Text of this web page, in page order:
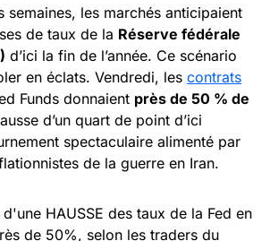
semaines, les marchés anticipaient
de taux de la Réserve fédérale
d’ici la fin de l’année. Ce scénario
en éclats. Vendredi, les contrats
Funds donnaient près de 50 % de
d’un quart de point d’ici
spectaculaire alimenté par
de la guerre en Iran.
HAUSSE des taux de la Fed en
de 50%, selon les traders du